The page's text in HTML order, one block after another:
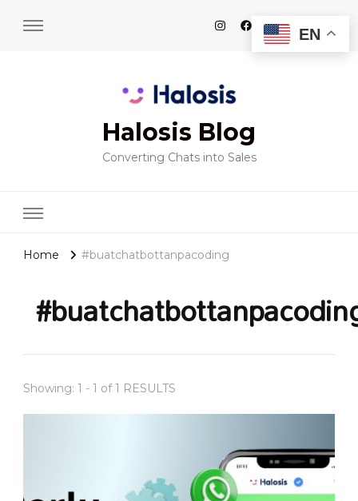
Halosis Blog
Converting Chats into Sales
Home #buatchatbottanpacoding
Showing: 1 - 1 of 1 RESULTS
EN